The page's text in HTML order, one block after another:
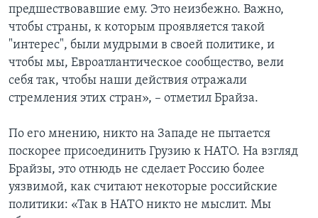
предшествовавшие ему. Это неизбежно. Важно,
чтобы страны, к которым проявляется такой
"интерес", были мудрыми в своей политике, и
чтобы мы, Евроатлантическое сообщество, вели
себя так, чтобы наши действия отражали
стремления этих стран», – отметил Брайза.
По его мнению, никто на Западе не пытается
поскорее присоединить Грузию к НАТО. На взгляд
Брайзы, это отнюдь не сделает Россию более
уязвимой, как считают некоторые российские
политики: «Так в НАТО никто не мыслит. Мы